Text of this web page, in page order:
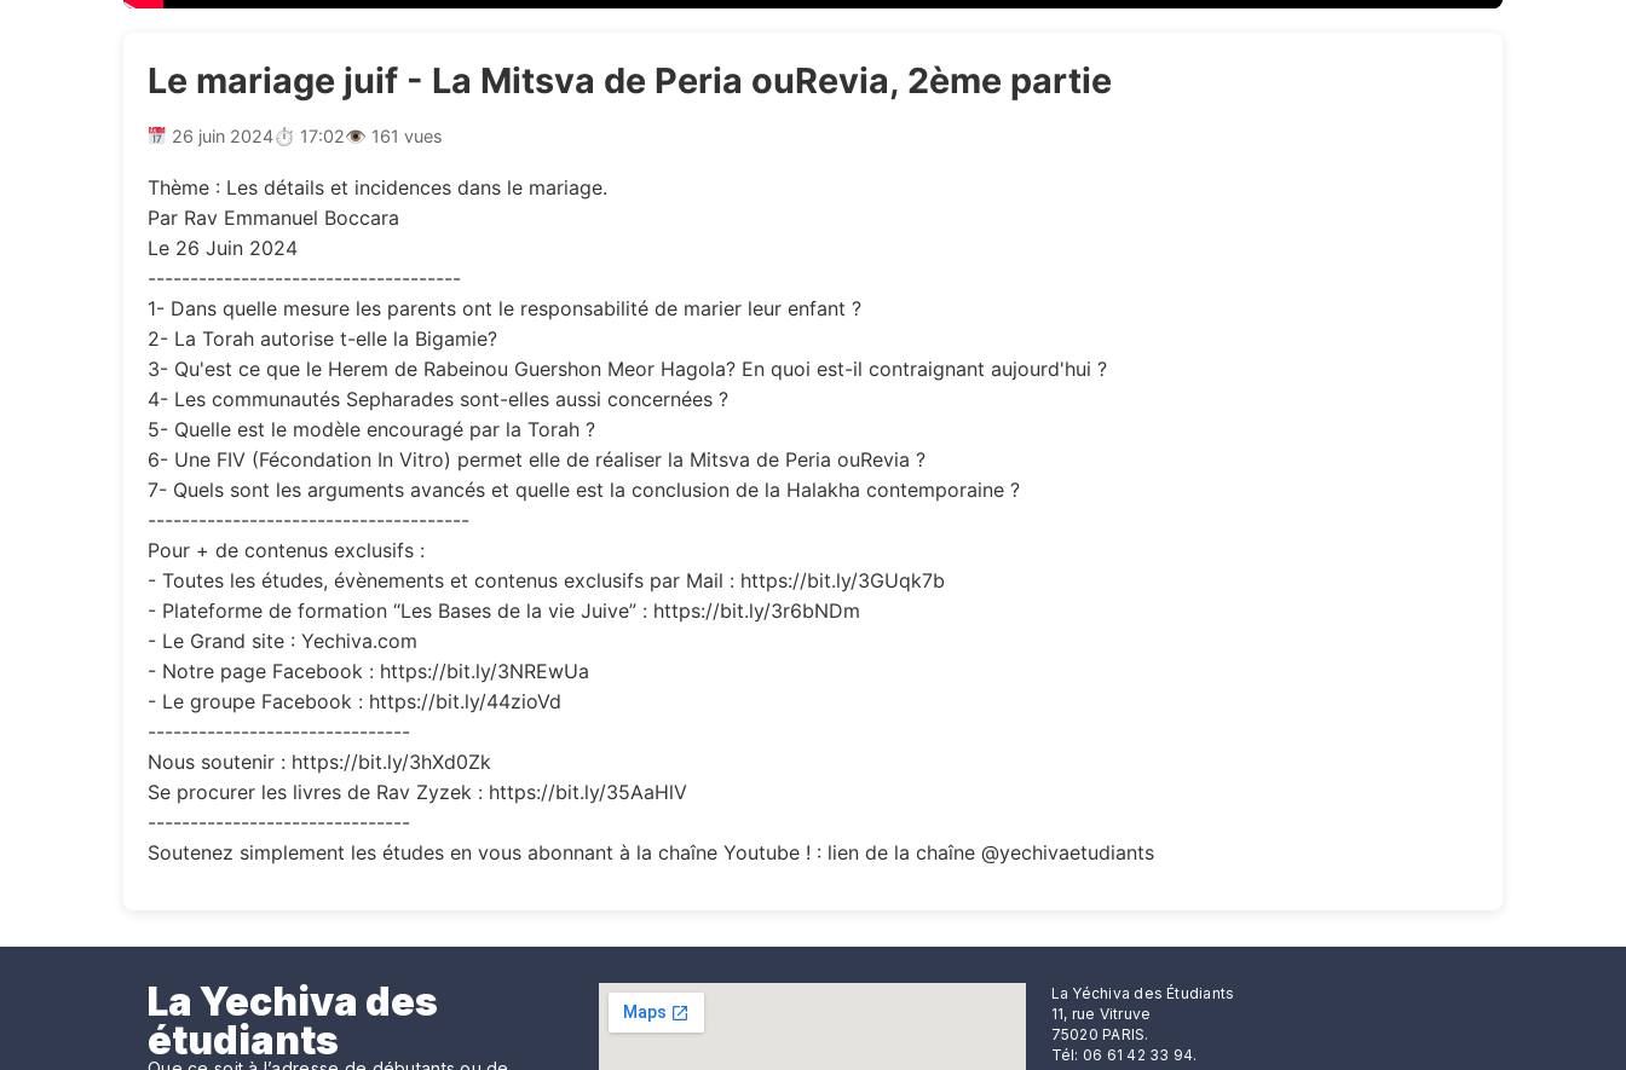
Le mariage juif - La Mitsva de Peria ouRevia, 2ème partie
26 juin 2024⏱ 17:02👁 161 vues
Thème : Les détails et incidences dans le mariage.
Par Rav Emmanuel Boccara
Le 26 Juin 2024
-------------------------------------
1- Dans quelle mesure les parents ont le responsabilité de marier leur enfant ?
2- La Torah autorise t-elle la Bigamie?
3- Qu'est ce que le Herem de Rabeinou Guershon Meor Hagola? En quoi est-il contraignant aujourd'hui ?
4- Les communautés Sepharades sont-elles aussi concernées ?
5- Quelle est le modèle encouragé par la Torah ?
6- Une FIV (Fécondation In Vitro) permet elle de réaliser la Mitsva de Peria ouRevia ?
7- Quels sont les arguments avancés et quelle est la conclusion de la Halakha contemporaine ?
--------------------------------------
Pour + de contenus exclusifs :
- Toutes les études, évènements et contenus exclusifs par Mail : https://bit.ly/3GUqk7b
- Plateforme de formation “Les Bases de la vie Juive” : https://bit.ly/3r6bNDm
- Le Grand site : Yechiva.com
- Notre page Facebook : https://bit.ly/3NREwUa
- Le groupe Facebook : https://bit.ly/44zioVd
-------------------------------
Nous soutenir : https://bit.ly/3hXd0Zk
Se procurer les livres de Rav Zyzek : https://bit.ly/35AaHlV
-------------------------------
Soutenez simplement les études en vous abonnant à la chaîne Youtube ! : lien de la chaîne @yechivaetudiants
La Yechiva des
étudiants
La Yéchiva des Étudiants
11, rue Vitruve
75020 PARIS.
Tél: 06 61 42 33 94.